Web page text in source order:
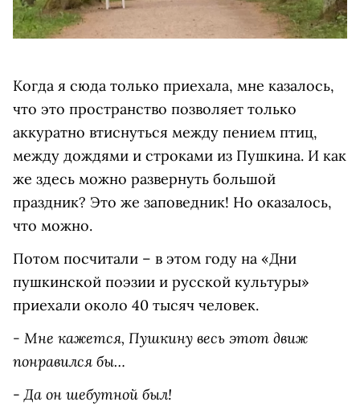
Когда я сюда только приехала, мне казалось,
что это пространство позволяет только
аккуратно втиснуться между пением птиц,
между дождями и строками из Пушкина. И как
же здесь можно развернуть большой
праздник? Это же заповедник! Но оказалось,
что можно.
Потом посчитали – в этом году на «Дни
пушкинской поэзии и русской культуры»
приехали около 40 тысяч человек.
- Мне кажется, Пушкину весь этот движ
понравился бы…
- Да он шебутной был!